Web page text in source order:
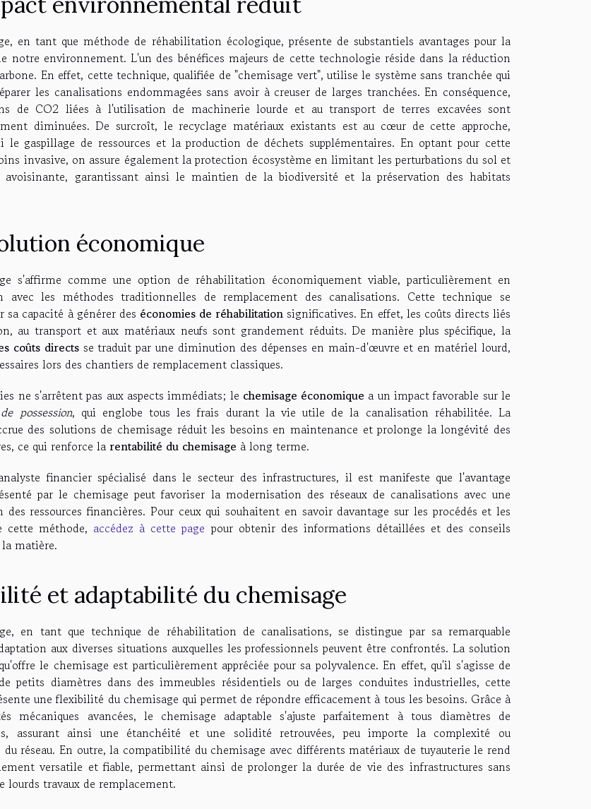
en tant que méthode de réhabilitation écologique, présente de substantiels avantages pour la
notre environnement. L'un des bénéfices majeurs de cette technologie réside dans la réduction
En effet, cette technique, qualifiée de "chemisage vert", utilise le système sans tranchée qui
les canalisations endommagées sans avoir à creuser de larges tranchées. En conséquence,
de CO2 liées à l'utilisation de machinerie lourde et au transport de terres excavées sont
diminuées. De surcroît, le recyclage matériaux existants est au cœur de cette approche,
le gaspillage de ressources et la production de déchets supplémentaires. En optant pour cette
invasive, on assure également la protection écosystème en limitant les perturbations du sol et
avoisinante, garantissant ainsi le maintien de la biodiversité et la préservation des habitats
économique
s'affirme comme une option de réhabilitation économiquement viable, particulièrement en
avec les méthodes traditionnelles de remplacement des canalisations. Cette technique se
sa capacité à générer des économies de réhabilitation significatives. En effet, les coûts directs liés
au transport et aux matériaux neufs sont grandement réduits. De manière plus spécifique, la
coûts directsse traduit par une diminution des dépenses en main-d'œuvre et en matériel lourd,
lors des chantiers de remplacement classiques.
ne s'arrêtent pas aux aspects immédiats; le chemisage économique a un impact favorable sur le
possession, qui englobe tous les frais durant la vie utile de la canalisation réhabilitée. La
des solutions de chemisage réduit les besoins en maintenance et prolonge la longévité des
ce qui renforce la rentabilité du chemisage à long terme.
financier spécialisé dans le secteur des infrastructures, il est manifeste que l'avantage
par le chemisage peut favoriser la modernisation des réseaux de canalisations avec une
des ressources financières. Pour ceux qui souhaitent en savoir davantage sur les procédés et les
cette méthode, accédez à cette page pour obtenir des informations détaillées et des conseils
matière.
et adaptabilité du chemisage
en tant que technique de réhabilitation de canalisations, se distingue par sa remarquable
aux diverses situations auxquelles les professionnels peuvent être confrontés. La solution
le chemisage est particulièrement appréciée pour sa polyvalence. En effet, qu'il s'agisse de
petits diamètres dans des immeubles résidentiels ou de larges conduites industrielles, cette
une flexibilité du chemisage qui permet de répondre efficacement à tous les besoins. Grâce à
mécaniques avancées, le chemisage adaptable s'ajuste parfaitement à tous diamètres de
assurant ainsi une étanchéité et une solidité retrouvées, peu importe la complexité ou
réseau. En outre, la compatibilité du chemisage avec différents matériaux de tuyauterie le rend
versatile et fiable, permettant ainsi de prolonger la durée de vie des infrastructures sans
lourds travaux de remplacement.